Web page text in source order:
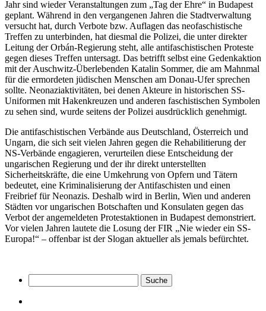
Jahr sind wieder Veranstaltungen zum „Tag der Ehre“ in Budapest
geplant. Während in den vergangenen Jahren die Stadtverwaltung
versucht hat, durch Verbote bzw. Auflagen das neofaschistische
Treffen zu unterbinden, hat diesmal die Polizei, die unter direkter
Leitung der Orbán-Regierung steht, alle antifaschistischen Proteste
gegen dieses Treffen untersagt. Das betrifft selbst eine Gedenkaktion
mit der Auschwitz-Überlebenden Katalin Sommer, die am Mahnmal
für die ermordeten jüdischen Menschen am Donau-Ufer sprechen
sollte. Neonaziaktivitäten, bei denen Akteure in historischen SS-
Uniformen mit Hakenkreuzen und anderen faschistischen Symbolen
zu sehen sind, wurde seitens der Polizei ausdrücklich genehmigt.
Die antifaschistischen Verbände aus Deutschland, Österreich und
Ungarn, die sich seit vielen Jahren gegen die Rehabilitierung der
NS-Verbände engagieren, verurteilen diese Entscheidung der
ungarischen Regierung und der ihr direkt unterstellten
Sicherheitskräfte, die eine Umkehrung von Opfern und Tätern
bedeutet, eine Kriminalisierung der Antifaschisten und einen
Freibrief für Neonazis. Deshalb wird in Berlin, Wien und anderen
Städten vor ungarischen Botschaften und Konsulaten gegen das
Verbot der angemeldeten Protestaktionen in Budapest demonstriert.
Vor vielen Jahren lautete die Losung der FIR „Nie wieder ein SS-
Europa!“ – offenbar ist der Slogan aktueller als jemals befürchtet.